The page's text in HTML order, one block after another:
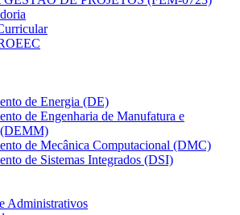
de Energia (DE)
de Engenharia de Manufatura e
de Mecânica Computacional (DMC)
de Sistemas Integrados (DSI)
Administrativos